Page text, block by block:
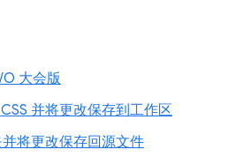
大会版
并将更改保存到工作区
将更改保存回源文件